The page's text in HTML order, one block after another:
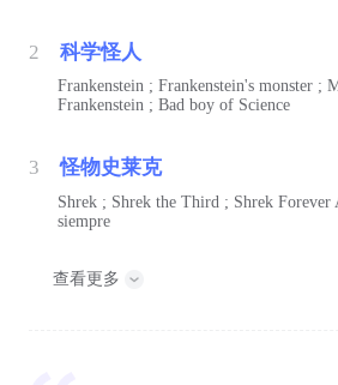
2 科学怪人
Frankenstein ; Frankenstein's monster ;
Frankenstein ; Bad boy of Science
3 怪物史莱克
Shrek ; Shrek the Third ; Shrek Forever
siempre
查看更多